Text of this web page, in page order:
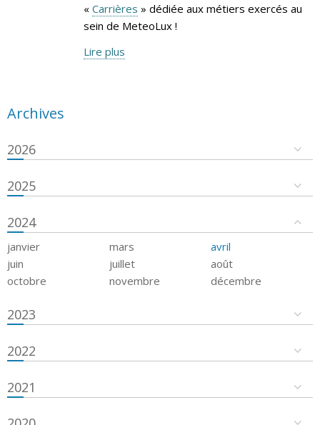
« Carrières » dédiée aux métiers exercés au
sein de MeteoLux !
Lire plus
Archives
2026
2025
2024
janvier mars
avril
juin
juillet
août
octobre
novembre décembre
2023
2022
2021